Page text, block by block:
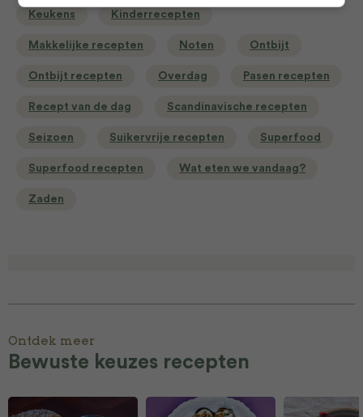
Keukens Kinderrecepten
Makkelijke recepten Noten Ontbijt
Ontbijt recepten Overdag Pasen recepten
Recept van de dag Scandinavische recepten
Seizoen Suikervrije recepten Superfood
Superfood recepten Wat eten we vandaag?
Zaden
Ontdek meer
Bewuste keuzes recepten